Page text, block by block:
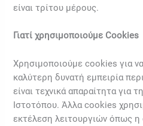
είναι τρίτου μέρους.
Γιατί χρησιμοποιούμε Cookies
Χρησιμοποιούμε cookies για
καλύτερη δυνατή εμπειρία
είναι τεχνικά απαραίτητα για
Ιστοτόπου. Άλλα cookies
εκτέλεση λειτουργιών όπως